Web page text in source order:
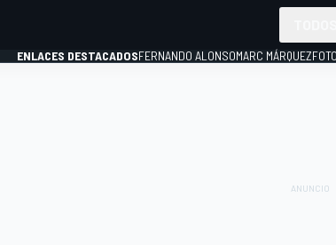
ENLACES DESTACADOSFERNANDO ALONSOMARC MÁRQUEZ